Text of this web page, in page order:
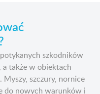
szkodników
także w obiektach
szczury, nornice
do nowych warunków i